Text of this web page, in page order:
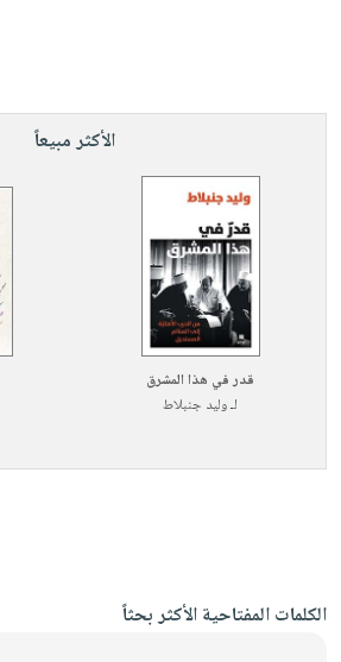
الأكثر مبيعاً
قدر في هذا المشرق
لـوليد جنبلاط
الكلمات المفتاحية الأكثر بحثاً